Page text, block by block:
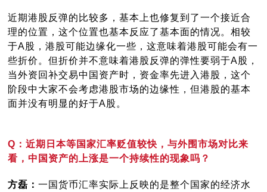
近期港股反弹的比较多，基本上也修复到了一个接近合
理的位置，这个位置也基本反应了基本面的情况。相较
于A股，港股可能边缘化一些，这意味着港股可能会有一
些折价。但折价并不意味着港股反弹的弹性要弱于A股，
当外资回补交易中国资产时，资金率先进入港股，这个
阶段中大家不会考虑港股市场的边缘性，但港股的基本
面并没有明显的好于A股。
Q：近期日本等国家汇率贬值较快，与外围市场对比来
看，中国资产的上涨是一个持续性的现象吗？
方磊：一国货币汇率实际上反映的是整个国家的经济水